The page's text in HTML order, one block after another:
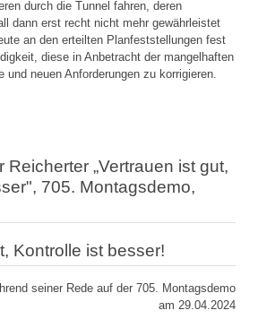
durch die Tunnel fahren, deren
dann erst recht nicht mehr gewährleistet
an den erteilten Planfeststellungen fest
diese in Anbetracht der mangelhaften
und neuen Anforderungen zu korrigieren.
Reicherter „Vertrauen ist gut,
705. Montagsdemo,
Kontrolle ist besser!
seiner Rede auf der 705. Montagsdemo
am 29.04.2024